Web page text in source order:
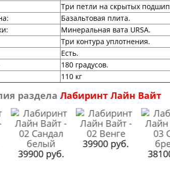
Три петли на скрытых
:
Базальтовая плита.
:
Минеральная вата URSA.
Три контура уплотнения.
Есть.
180 градусов.
110 кг
раздела Лабиринт Лайн Вайт
39900 руб.
39900 руб.
38100